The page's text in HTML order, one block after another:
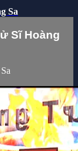
Sa
Sĩ Hoàng